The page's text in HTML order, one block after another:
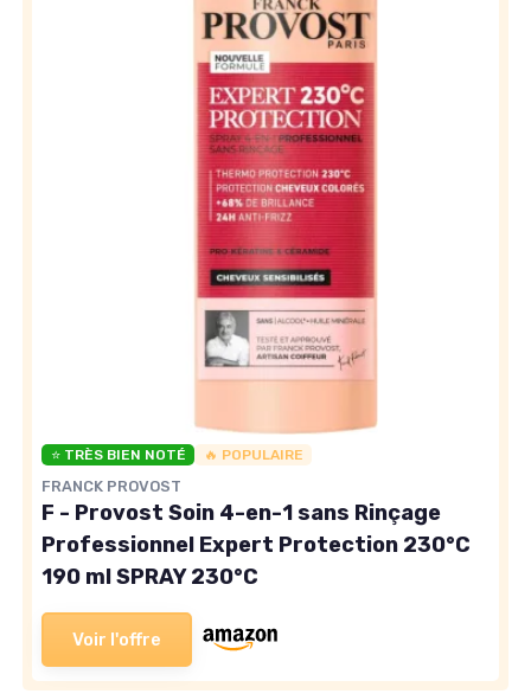
⭐ TRÈS BIEN NOTÉ 🔥 POPULAIRE
FRANCK PROVOST
F - Provost Soin 4-en-1 sans Rinçage
Professionnel Expert Protection 230°C
190 ml SPRAY 230°C
Voir l'offre